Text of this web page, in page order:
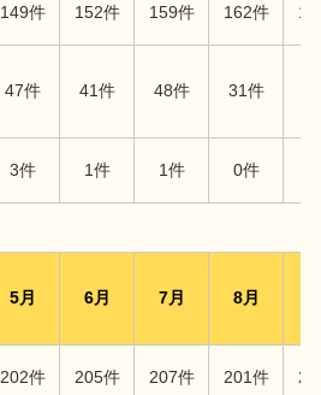
149件 152件 159件 162件
47件 41件 48件 31件
3件 1件 1件 0件
5月 6月 7月 8月
202件 205件 207件 201件